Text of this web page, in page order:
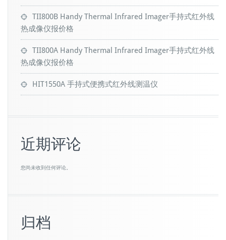
TII800B Handy Thermal Infrared Imager手持式红外线
热成像仪报价格
TII800A Handy Thermal Infrared Imager手持式红外线
热成像仪报价格
HIT1550A 手持式便携式红外线测温仪
近期评论
您尚未收到任何评论。
归档